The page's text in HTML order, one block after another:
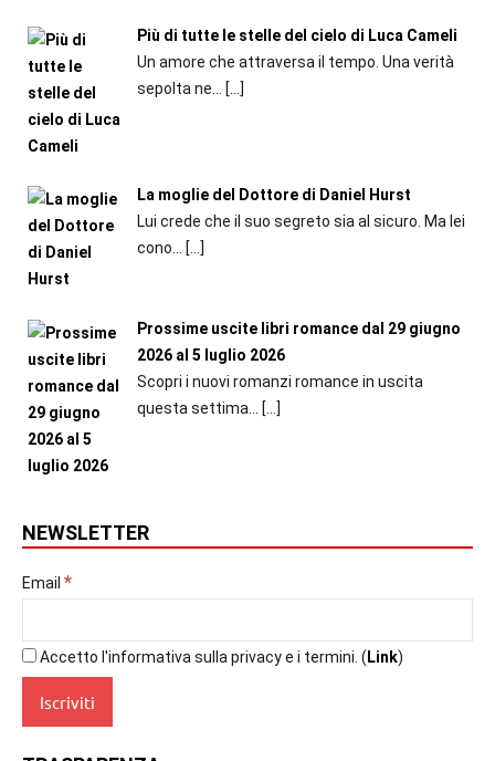
Più di tutte le stelle del cielo di Luca Cameli
Un amore che attraversa il tempo. Una verità
sepolta ne...
[…]
La moglie del Dottore di Daniel Hurst
Lui crede che il suo segreto sia al sicuro. Ma lei
cono... […]
Prossime uscite libri romance dal 29 giugno
2026 al 5 luglio 2026
Scopri i nuovi romanzi romance in uscita
questa settima...
[…]
NEWSLETTER
Email *
Accetto l'informativa sulla privacy e i termini. ( Link)